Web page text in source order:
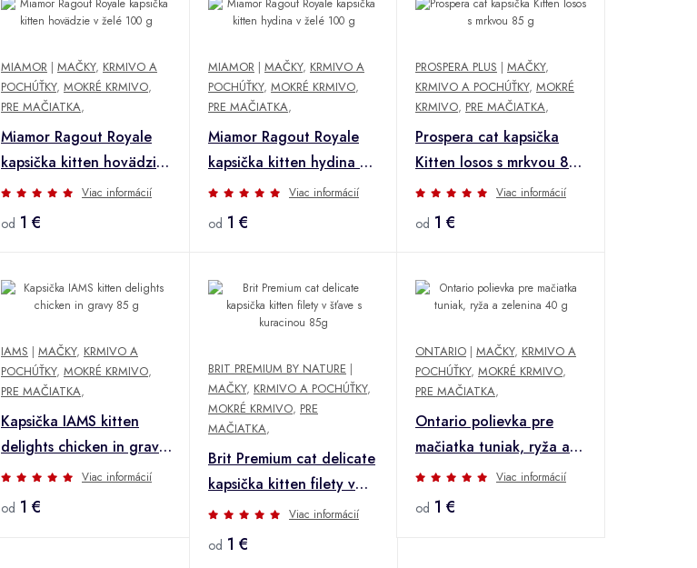
MIAMOR | MAČKY, KRMIVO A
POCHÚŤKY, MOKRÉ KRMIVO,
PRE MAČIATKA,
Miamor Ragout Royale
kapsička kitten hovädzie
v želé 100 gViac informácií
od 1 €
MIAMOR | MAČKY, KRMIVO A
POCHÚŤKY, MOKRÉ KRMIVO,
PRE MAČIATKA,
Miamor Ragout Royale
kapsička kitten hydina v
želé 100 g
Viac informácií
od 1 €
PROSPERA PLUS | MAČKY,
KRMIVO A POCHÚŤKY, MOKRÉ
KRMIVO, PRE MAČIATKA,
Prospera cat kapsička
Kitten losos s mrkvou 85
g
Viac informácií
od 1 €
IAMS | MAČKY, KRMIVO A
POCHÚŤKY, MOKRÉ KRMIVO,
PRE MAČIATKA,
Kapsička IAMS kitten
delights chicken in gravy
85 g
Viac informácií
od 1 €
BRIT PREMIUM BY NATURE |
MAČKY, KRMIVO A POCHÚŤKY,
MOKRÉ KRMIVO, PRE
MAČIATKA,
Brit Premium cat delicate
kapsička kitten filety v
šťave s kuracinou 85g
Viac informácií
od 1 €
ONTARIO | MAČKY, KRMIVO A
POCHÚŤKY, MOKRÉ KRMIVO,
PRE MAČIATKA,
Ontario polievka pre
mačiatka tuniak, ryža a
zelenina 40 gViac informácií
od 1 €